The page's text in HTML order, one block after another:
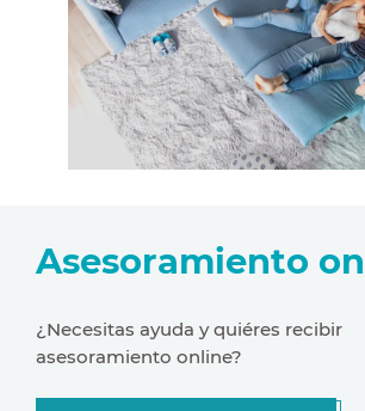
Asesoramiento
¿Necesitas ayuda y quiéres recibir
asesoramiento online?